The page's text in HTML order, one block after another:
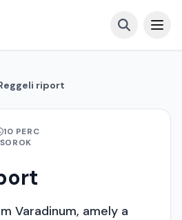
riport
10 PERC
Varadinum, amely a